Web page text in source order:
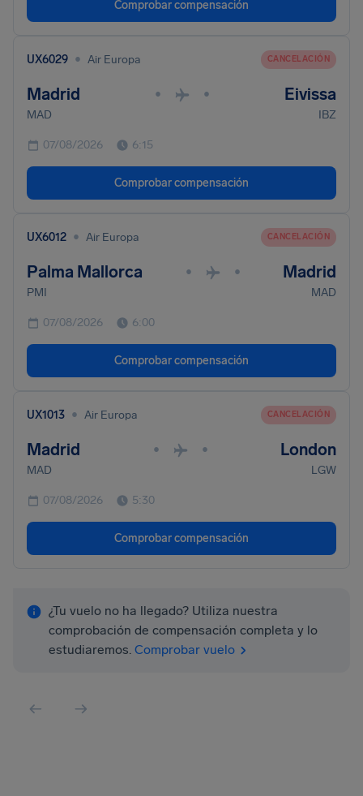
Comprobar compensación
UX6029 • Air Europa CANCELACIÓN
Madrid • • Eivissa
MAD IBZ
07/08/2026 6:15
Comprobar compensación
UX6012 • Air Europa CANCELACIÓN
Palma Mallorca • • Madrid
PMI MAD
07/08/2026 6:00
Comprobar compensación
UX1013 • Air Europa CANCELACIÓN
Madrid • • London
MAD LGW
07/08/2026 5:30
Comprobar compensación
¿Tu vuelo no ha llegado? Utiliza nuestra
comprobación de compensación completa y lo
estudiaremos. Comprobar vuelo